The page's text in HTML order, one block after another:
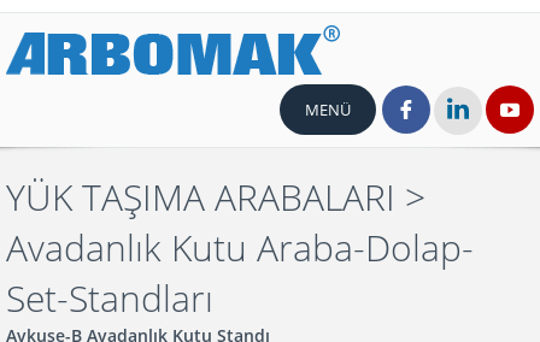
MENÜ
YÜK TAŞIMA ARABALARI >
Avadanlık Kutu Araba-Dolap-
Set-Standları
Avkuse-B Avadanlık Kutu Standı